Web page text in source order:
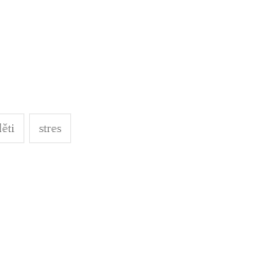
stres